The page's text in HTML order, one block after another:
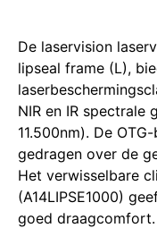
De laservision
lipseal frame (L),
NIR en IR spectrale
11.500nm). De
gedragen over de
Het verwisselbare
(A14LIPSE1000)
goed draagcomfort.